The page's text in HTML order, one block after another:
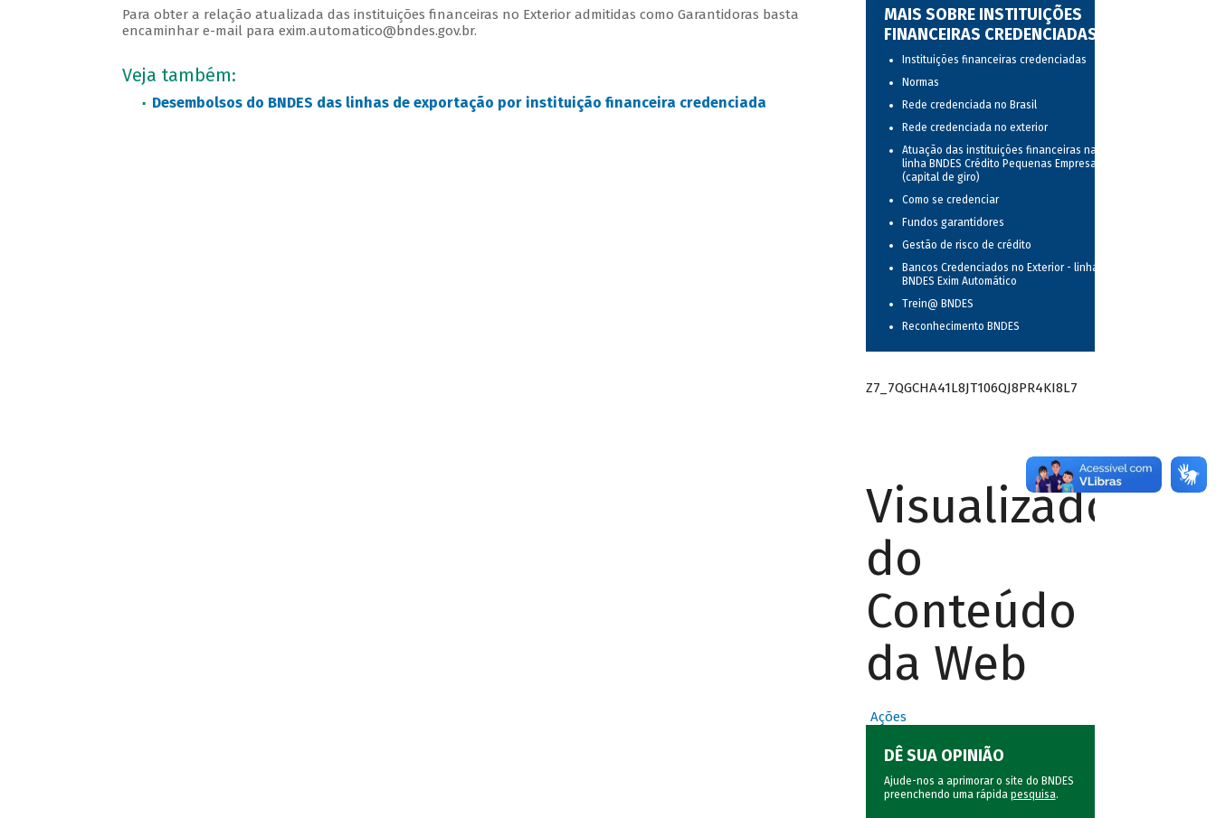
Para obter a relação atualizada das instituições financeiras no Exterior admitidas como Garantidoras basta
encaminhar e-mail para exim.automatico@bndes.gov.br.
Veja também:
Desembolsos do BNDES das linhas de exportação por instituição financeira credenciada
MAIS SOBRE INSTITUIÇÕES
FINANCEIRAS CREDENCIADAS
Instituições financeiras credenciadas
Normas
Rede credenciada no Brasil
Rede credenciada no exterior
Atuação das instituições financeiras na
linha BNDES Crédito Pequenas Empresas
(capital de giro)
Como se credenciar
Fundos garantidores
Gestão de risco de crédito
Bancos Credenciados no Exterior - linha
BNDES Exim Automático
Trein@ BNDES
Reconhecimento BNDES
Z7_7QGCHA41L8JT106QJ8PR4KI8L7
Visualizador
do
Conteúdo
da Web
Ações
DÊ SUA OPINIÃO
Ajude-nos a aprimorar o site do BNDES
preenchendo uma rápida pesquisa.